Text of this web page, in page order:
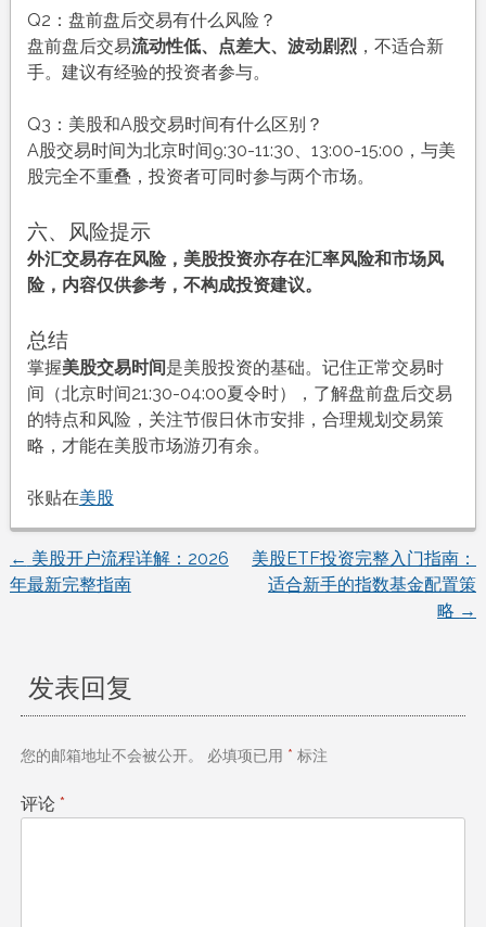
Q2：盘前盘后交易有什么风险？
盘前盘后交易流动性低、点差大、波动剧烈，不适合新
手。建议有经验的投资者参与。
Q3：美股和A股交易时间有什么区别？
A股交易时间为北京时间9:30-11:30、13:00-15:00，与美
股完全不重叠，投资者可同时参与两个市场。
六、风险提示
外汇交易存在风险，美股投资亦存在汇率风险和市场风
险，内容仅供参考，不构成投资建议。
总结
掌握美股交易时间是美股投资的基础。记住正常交易时
间（北京时间21:30-04:00夏令时），了解盘前盘后交易
的特点和风险，关注节假日休市安排，合理规划交易策
略，才能在美股市场游刃有余。
张贴在美股
文
导
航
← 美股开户流程详解：2026
年最新完整指南
美股ETF投资完整入门指南：
适合新手的指数基金配置策
略 →
发表回复
您的邮箱地址不会被公开。 必填项已用 * 标注
评论 *